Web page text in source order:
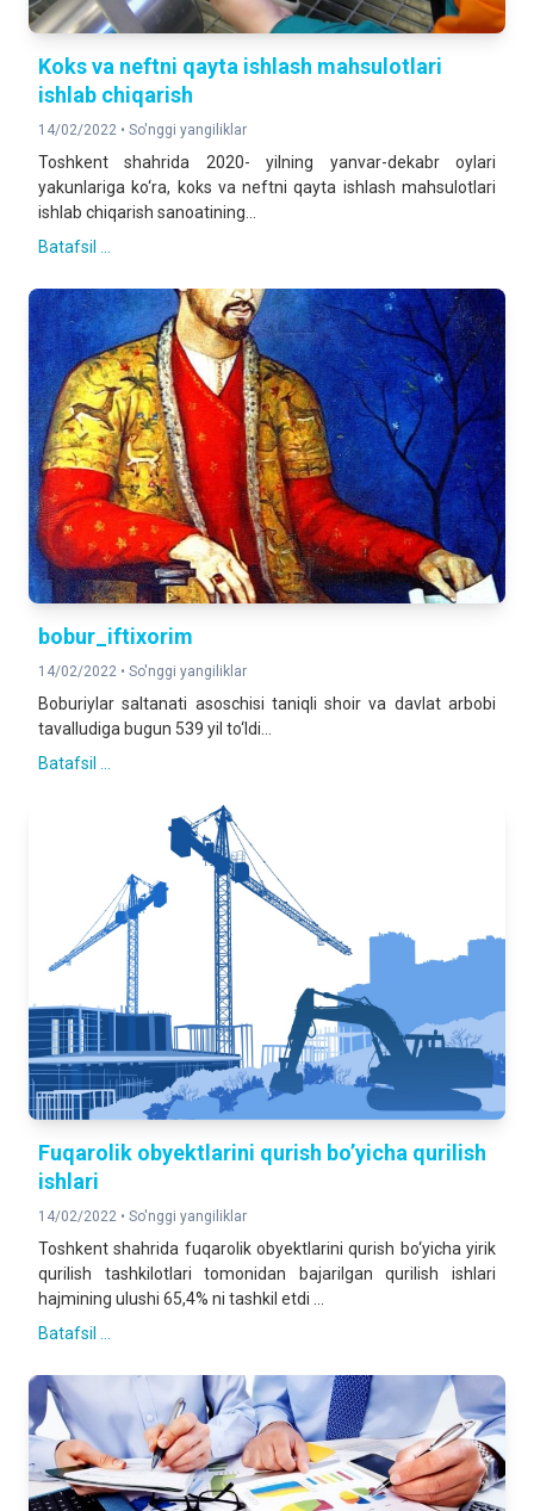
Koks va neftni qayta ishlash mahsulotlari
ishlab chiqarish
14/02/2022 • So'nggi yangiliklar
Toshkent shahrida 2020- yilning yanvar-dekabr oylari
yakunlariga ko‘ra, koks va neftni qayta ishlash mahsulotlari
ishlab chiqarish sanoatining...
Batafsil ...
bobur_iftixorim
14/02/2022 • So'nggi yangiliklar
Boburiylar saltanati asoschisi taniqli shoir va davlat arbobi
tavalludiga bugun 539 yil to‘ldi...
Batafsil ...
Fuqarolik obyektlarini qurish bo’yicha qurilish
ishlari
14/02/2022 • So'nggi yangiliklar
Toshkent shahrida fuqarolik obyektlarini qurish bo‘yicha yirik
qurilish tashkilotlari tomonidan bajarilgan qurilish ishlari
hajmining ulushi 65,4% ni tashkil etdi ...
Batafsil ...